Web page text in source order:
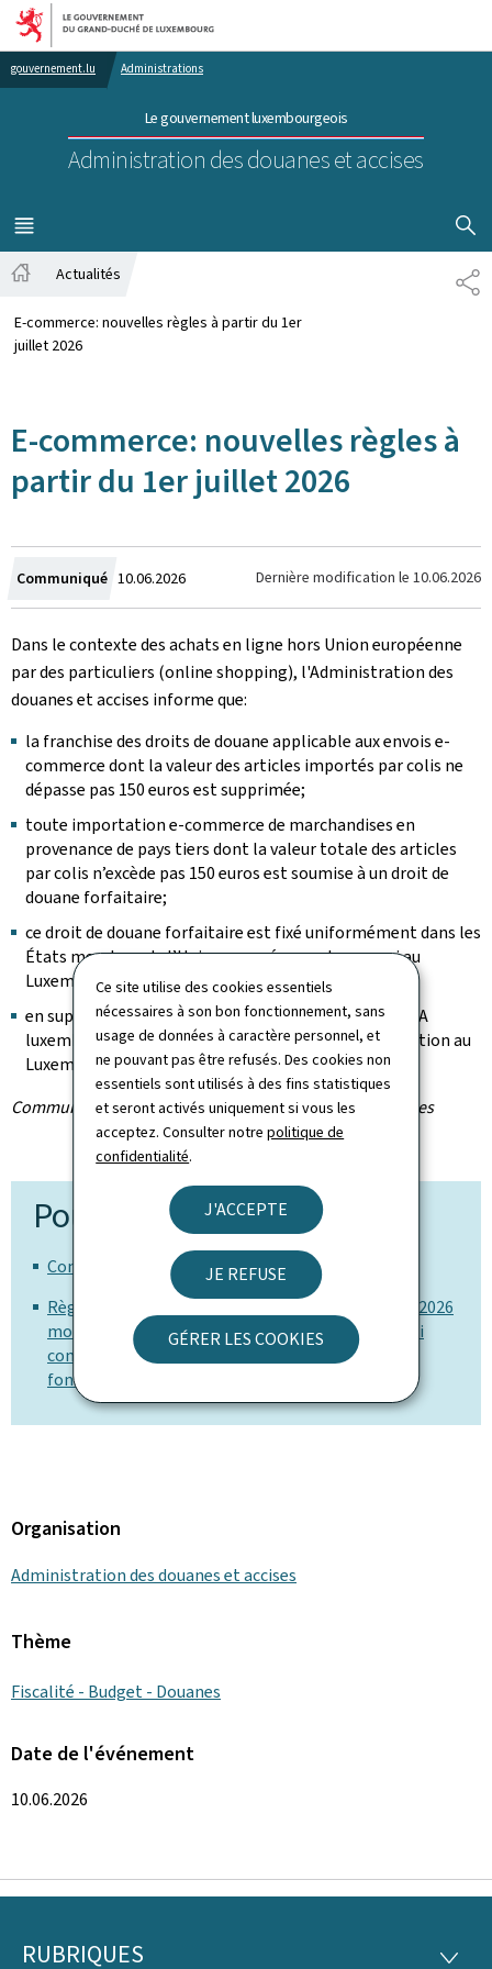
Ce site utilise des cookies essentiels
nécessaires à son bon fonctionnement, sans
usage de données à caractère personnel, et
ne pouvant pas être refusés. Des cookies non
essentiels sont utilisés à des fins statistiques
et seront activés uniquement si vous les
acceptez. Consulter notrepolitique de
confidentialité.
J'ACCEPTE
JE REFUSE
GÉRER LES COOKIES
Aller au menu principal
Aller au contenu
gouvernement.lu Administrations
Le gouvernement luxembourgeois
Administration des douanes et accises
MENU
PRINCIPAL
Actualités
E-commerce: nouvelles règles à partir du 1er
juillet 2026
E-commerce: nouvelles règles à
partir du 1er juillet 2026
Communiqué Crée
le
10.06.2026 Dernière modification le 10.06.2026
Dans le contexte des achats en ligne hors Union européenne
par des particuliers (online shopping), l'Administration des
douanes et accises informe que:
la franchise des droits de douane applicable aux envois e-
commerce dont la valeur des articles importés par colis ne
dépasse pas 150 euros est supprimée;
toute importation e-commerce de marchandises en
provenance de pays tiers dont la valeur totale des articles
par colis n’excède pas 150 euros est soumise à un droit de
douane forfaitaire;
ce droit de douane forfaitaire est fixé uniformément dans les
États membres de l’Union européenne, donc aussi au
Luxembourg, à 3 euros par type d'article importé;
en supplément à ce droit de douane forfaitaire, la TVA
luxembourgeoise est due pour la mise en consommation au
Luxembourg.
Communiqué par l'Administration des douanes et accises
Pour en savoir plus
Communiqué de presse (Pdf, 284 Ko)
Règlement (UE) 2026/382 du Conseil du 11 février 2026
modifiant le règlement (CE) n°1186/2009 en ce qui
concerne la suppression de la franchise douanière
fondée sur un seuil
Organisation
Administration des douanes et accises
Thème
Fiscalité - Budget - Douanes
Date de l'événement
10.06.2026
RUBRIQUES